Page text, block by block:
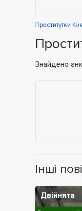
Проститутки
Знайдено
Інші
Двійнята